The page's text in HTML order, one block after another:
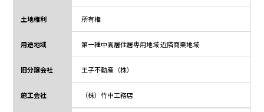
土地権利 所有権
用途地域 第一種中高層住居専用地域 近隣商業地域
旧分譲会社 王子不動産（株）
施工会社 （株）竹中工務店